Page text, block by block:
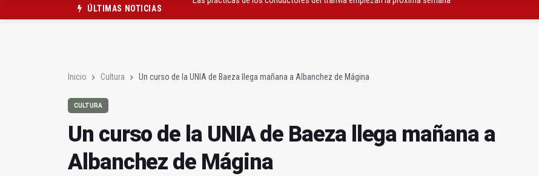
ÚLTIMAS NOTICIAS
Inicio Cultura Un curso de la UNIA de Baeza llega mañana a Albanchez de Mágina
CULTURA
Un curso de la UNIA de Baeza llega mañana a
Albanchez de Mágina